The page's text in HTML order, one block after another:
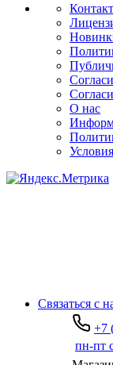
О нас
Связаться с
+7
пн-пт